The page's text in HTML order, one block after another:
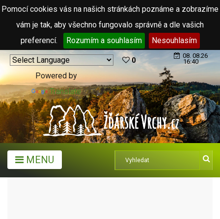
Pomocí cookies vás na našich stránkách poznáme a zobrazíme
vám je tak, aby všechno fungovalo správně a dle vašich
preferencí.
Rozumím a souhlasím Nesouhlasím
Powered by
Translate
0
08. 08.26
16:40
MENU